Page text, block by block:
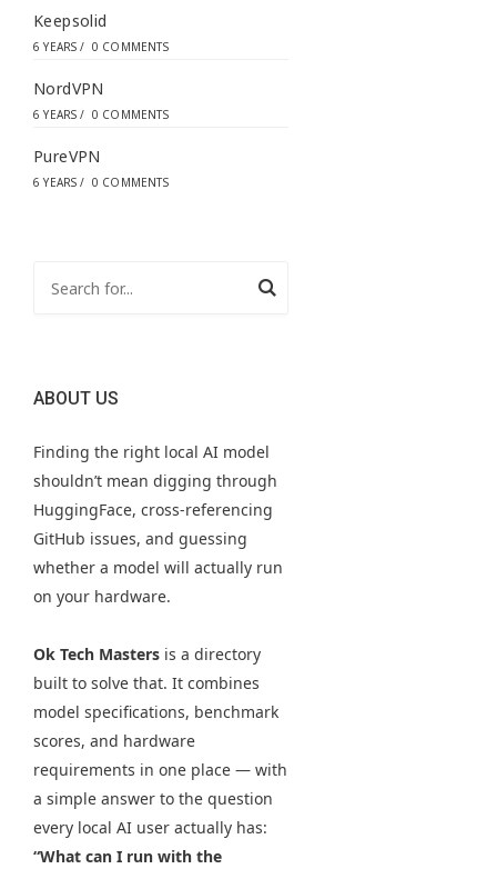
Keepsolid
6 YEARS / 0 COMMENTS
NordVPN
6 YEARS / 0 COMMENTS
PureVPN
6 YEARS / 0 COMMENTS
ABOUT US
Finding the right local AI model
shouldn’t mean digging through
HuggingFace, cross-referencing
GitHub issues, and guessing
whether a model will actually run
on your hardware.
Ok Tech Masters is a directory
built to solve that. It combines
model specifications, benchmark
scores, and hardware
requirements in one place — with
a simple answer to the question
every local AI user actually has:
“What can I run with the